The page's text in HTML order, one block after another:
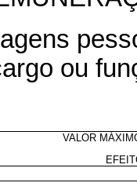
ou
VALOR